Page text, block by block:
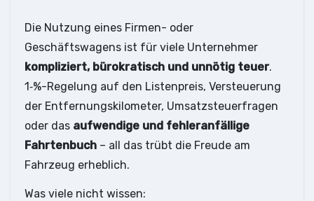
Die Nutzung eines Firmen- oder
Geschäftswagens ist für viele Unternehmer
kompliziert, bürokratisch und unnötig teuer.
1‑%-Regelung auf den Listenpreis, Versteuerung
der Entfernungskilometer, Umsatzsteuerfragen
oder das aufwendige und fehleranfällige
Fahrtenbuch – all das trübt die Freude am
Fahrzeug erheblich.
Was viele nicht wissen: